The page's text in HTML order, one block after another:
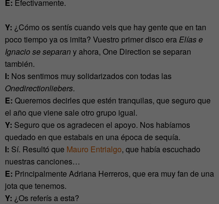
E: Efectivamente.
Y: ¿Cómo os sentís cuando veis que hay gente que en tan
poco tiempo ya os imita? Vuestro primer disco eraElías e
Ignacio se separany ahora, One Direction se separan
también.
I: Nos sentimos muy solidarizados con todas las
Onedirectionliebers.
E: Queremos decirles que estén tranquilas, que seguro que
el año que viene sale otro grupo igual.
Y: Seguro que os agradecen el apoyo. Nos habíamos
quedado en que estabais en una época de sequía.
I: Sí. Resultó que Mauro Entrialgo, que había escuchado
nuestras canciones…
E: Principalmente Adriana Herreros, que era muy fan de una
jota que tenemos.
Y: ¿Os referís a esta?